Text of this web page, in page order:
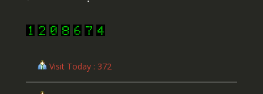
Visit Today : 372